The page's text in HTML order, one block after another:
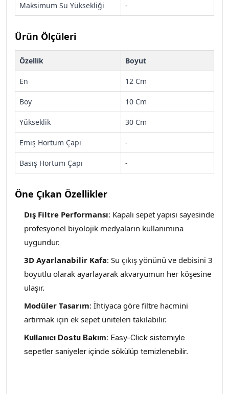
Maksimum Su Yüksekliği -
Ürün Ölçüleri
Özellik Boyut
En 12 Cm
Boy 10 Cm
Yükseklik 30 Cm
Emiş Hortum Çapı -
Basış Hortum Çapı -
Öne Çıkan Özellikler
Dış Filtre Performansı: Kapalı sepet yapısı sayesinde
profesyonel biyolojik medyaların kullanımına
uygundur.
3D Ayarlanabilir Kafa: Su çıkış yönünü ve debisini 3
boyutlu olarak ayarlayarak akvaryumun her köşesine
ulaşır.
Modüler Tasarım: İhtiyaca göre filtre hacmini
artırmak için ek sepet üniteleri takılabilir.
Kullanıcı Dostu Bakım: Easy-Click sistemiyle
sepetler saniyeler içinde sökülüp temizlenebilir.